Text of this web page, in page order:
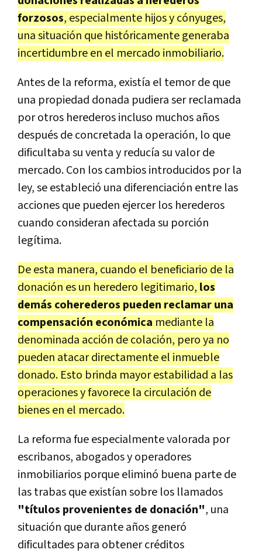
forzosos, especialmente hijos y cónyuges,
una situación que históricamente generaba
incertidumbre en el mercado inmobiliario.
Antes de la reforma, existía el temor de que
una propiedad donada pudiera ser reclamada
por otros herederos incluso muchos años
después de concretada la operación, lo que
dificultaba su venta y reducía su valor de
mercado. Con los cambios introducidos por la
ley, se estableció una diferenciación entre las
acciones que pueden ejercer los herederos
cuando consideran afectada su porción
legítima.
De esta manera, cuando el beneficiario de la
donación es un heredero legitimario, los
demás coherederos pueden reclamar una
compensación económica mediante la
denominada acción de colación, pero ya no
pueden atacar directamente el inmueble
donado. Esto brinda mayor estabilidad a las
operaciones y favorece la circulación de
bienes en el mercado.
La reforma fue especialmente valorada por
escribanos, abogados y operadores
inmobiliarios porque eliminó buena parte de
las trabas que existían sobre los llamados
"títulos provenientes de donación", una
situación que durante años generó
dificultades para obtener créditos